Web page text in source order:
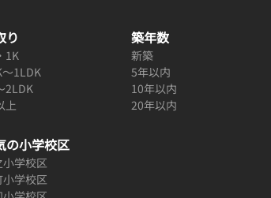
り
1K
1LDK
2LDK
上
築年数
新築
5年以内
10年以内
20年以内
の小学校区
小学校区
小学校区